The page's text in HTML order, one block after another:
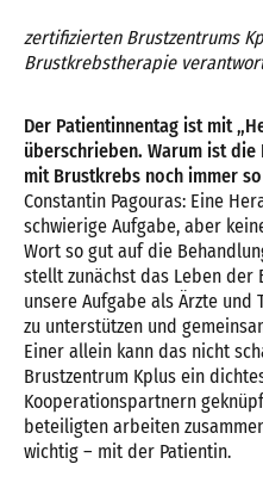
zertifizierten Brustzentrums
Brustkrebstherapie
Der Patientinnentag ist mit
überschrieben. Warum ist
mit Brustkrebs noch immer
Constantin Pagouras: Eine
schwierige Aufgabe, aber
Wort so gut auf die
stellt zunächst das Leben der
unsere Aufgabe als Ärzte und
zu unterstützen und
Einer allein kann das nicht
Brustzentrum Kplus ein
Kooperationspartnern
beteiligten arbeiten
wichtig – mit der Patientin.